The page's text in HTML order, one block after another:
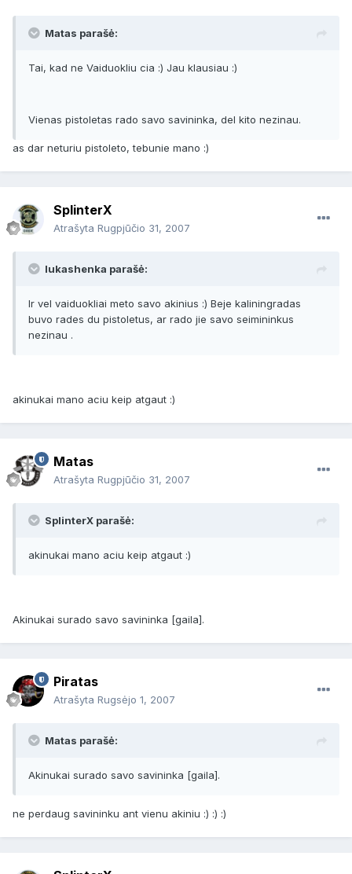
Matas parašė:
Tai, kad ne Vaiduokliu cia :) Jau klausiau :)
Vienas pistoletas rado savo savininka, del kito nezinau.
as dar neturiu pistoleto, tebunie mano :)
SplinterX
Atrašyta Rugpjūčio 31, 2007
lukashenka parašė:
Ir vel vaiduokliai meto savo akinius :) Beje kaliningradas
buvo rades du pistoletus, ar rado jie savo seimininkus
nezinau .
akinukai mano aciu keip atgaut :)
Matas
Atrašyta Rugpjūčio 31, 2007
SplinterX parašė:
akinukai mano aciu keip atgaut :)
Akinukai surado savo savininka [gaila].
Piratas
Atrašyta Rugsėjo 1, 2007
Matas parašė:
Akinukai surado savo savininka [gaila].
ne perdaug savininku ant vienu akiniu :) :) :)